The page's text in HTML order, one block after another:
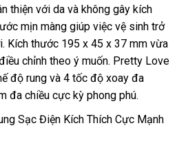
thiện với da và không gây kích
mịn màng giúp việc vệ sinh trở
Kích thước 195 x 45 x 37 mm vừa
chỉnh theo ý muốn. Pretty Love
độ rung và 4 tốc độ xoay đa
đa chiều cực kỳ phong phú.